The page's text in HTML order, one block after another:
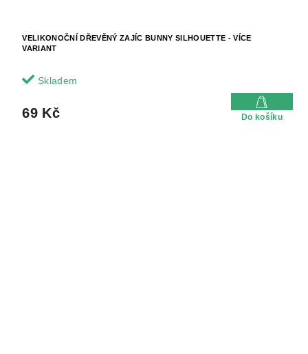
VELIKONOČNÍ DŘEVĚNÝ ZAJÍC BUNNY SILHOUETTE - VÍCE
VARIANT
Skladem
69 Kč Do košíku